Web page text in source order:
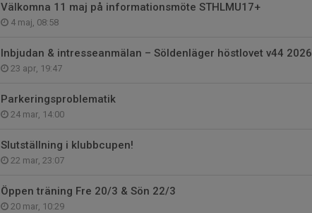
Välkomna 11 maj på informationsmöte STHLMU17+
4 maj, 08:58
Inbjudan & intresseanmälan – Söldenläger höstlovet v44 2026
23 apr, 19:47
Parkeringsproblematik
24 mar, 14:00
Slutställning i klubbcupen!
22 mar, 23:07
Öppen träning Fre 20/3 & Sön 22/3
20 mar, 10:29